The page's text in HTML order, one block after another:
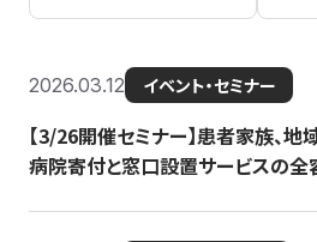
2026.03.12 イベント・セミナー
【3/26開催セミナー】患者家族、
病院寄付と窓口設置サービスの全